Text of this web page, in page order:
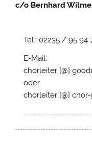
c/o Bernhard
Tel.: 02235 / 95 94
E-Mail:
chorleiter [@]
oder
chorleiter [@]